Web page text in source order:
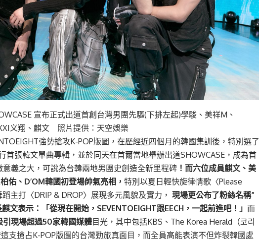
宣布正式出道首創台灣男團先驅(下排左起)學駿、美祥M、
义翔、麒文 照片提供：天空娛樂
強勢搶攻K-POP版圖，在歷經近四個月的韓國集訓後，特別選了
首張韓文單曲專輯，並於同天在首爾當地舉辦出道SHOWCASE，成為首
義之大，可說為台韓兩地男團史創造全新里程碑 ！而六位成員麒文、美
佑、D’OM韓國初登場帥氣亮相，特別以夏日輕快旋律情歌〈Please
主打〈DRIP & DROP〉展現多元風貌及實力， 現場更公布了粉絲名稱”
文表示：「從現在開始，SEVENTOEIGHT跟EECH，一起前進吧！」而
引現場超過50家韓國媒體目光，其中包括KBS、The Korea Herald（코리
支搶占K-POP版圖的台灣勁旅真面目，而全員高能表演不但炸裂韓國處